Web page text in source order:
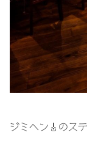
ジミヘン🎸のス